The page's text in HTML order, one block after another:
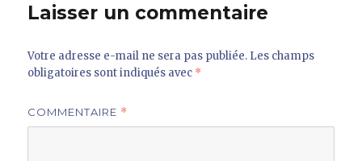
Laisser un commentaire
Votre adresse e-mail ne sera pas publiée. Les champs
obligatoires sont indiqués avec *
COMMENTAIRE *